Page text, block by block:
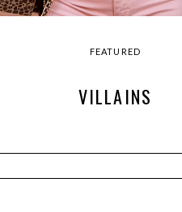
FEATURED
VILLAINS